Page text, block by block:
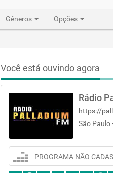
Gêneros Opções
Você está ouvindo agora
Rádio
São Paulo
PROGRAMA NÃO